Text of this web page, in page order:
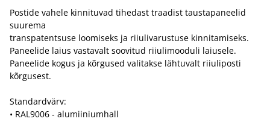
Postide vahele kinnituvad tihedast traadist taustapaneelid
suurema
transpatentsuse loomiseks ja riiulivarustuse kinnitamiseks.
Paneelide laius vastavalt soovitud riiulimooduli laiusele.
Paneelide kogus ja kõrgused valitakse lähtuvalt riiuliposti
kõrgusest.
Standardvärv:
• RAL9006 - alumiiniumhall